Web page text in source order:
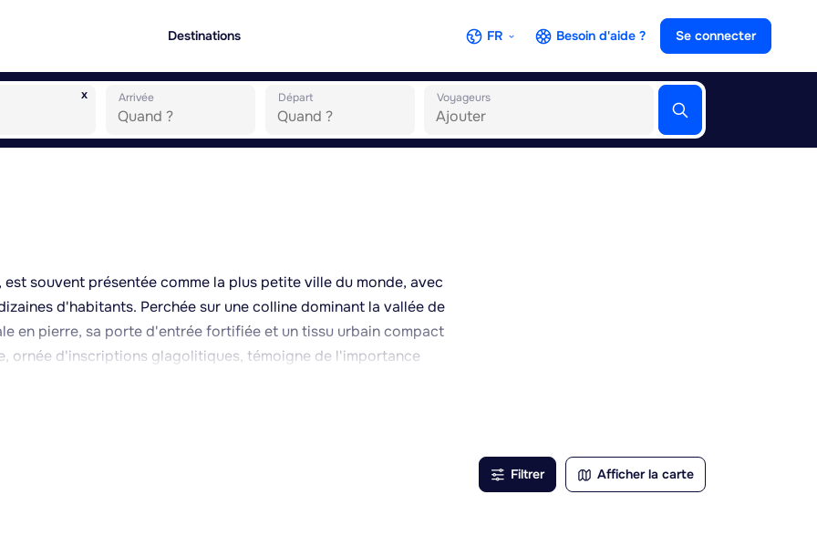
Destinations FR Besoin d'aide ? Se connecter
x Arrivée Départ Voyageurs
souvent présentée comme la plus petite ville du monde, avec
d'habitants. Perchée sur une colline dominant la vallée de
en pierre, sa porte d'entrée fortifiée et un tissu urbain compact
ornée d'inscriptions glagolitiques, témoigne de l'importance
de monuments en pierre gravés de textes en alphabet
la truffe et l'huile d'olive. L'environnement rural, vallonné
amateurs de randonnée et de tourisme culturel. Les
Filtrer Afficher la carte